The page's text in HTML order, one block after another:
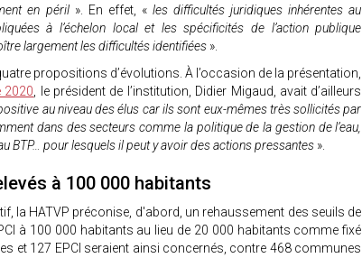
en péril ». En effet, « les difficultés juridiques inhérentes au
à l’échelon local et les spécificités de l’action publique
largement les difficultés identifiées ».
propositions d’évolutions. À l’occasion de la présentation,
2020 , le président de l’institution, Didier Migaud, avait d’ailleurs
au niveau des élus car ils sont eux-mêmes très sollicités par
dans des secteurs comme la politique de la gestion de l’eau,
BTP… pour lesquels il peut y avoir des actions pressantes ».
à 100 000 habitants
la HATVP préconise, d'abord, un rehaussement des seuils de
à 100 000 habitants au lieu de 20 000 habitants comme fixé
et 127 EPCI seraient ainsi concernés, contre 468 communes